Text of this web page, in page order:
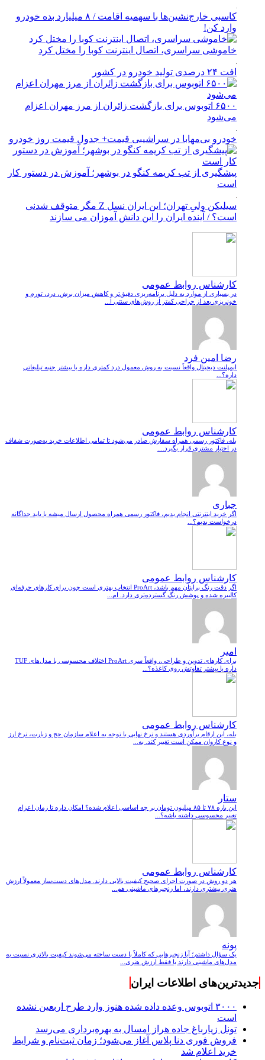
کاسبی خارج‌نشین‌ها با سهمیه اقامت / ۸ میلیارد بده خودرو
وارد کن!
خاموشی سراسری، اتصال اینترنت کوبا را مختل کرد
افت ۲۴ درصدی تولید خودرو در کشور
۶۵۰۰ اتوبوس برای بازگشت زائران از مرز مهران اعزام
می‌شود
خودرو بی‌مهابا در سراشیبی قیمت+ جدول قیمت روز خودرو
پیشگیری از تب کریمه کنگو در بوشهر؛ آموزش در دستور کار
است
سیلیکن ولیِ تهران؛ این ایران نسل Z مگر متوقف شدنی
است؟ / آینده ایران را این دانش آموزان می سازند
کارشناس روابط عمومی
در بسیاری از موارد به دلیل برنامه‌ریزی دقیق‌تر و کاهش میزان برش، درد، تورم و
خونریزی بعد از جراحی کمتر از روش‌های سنتی ا...
رضا امین فرد
ایمپلنت دیجیتال واقعاً نسبت به روش معمول درد کمتری داره یا بیشتر جنبه تبلیغاتی
داره؟...
کارشناس روابط عمومی
بله، فاکتور رسمی همراه سفارش صادر می‌شود تا تمامی اطلاعات خرید به‌صورت شفاف
در اختیار مشتری قرار بگیرد....
جباری
اگر خرید اینترنتی انجام بدیم، فاکتور رسمی همراه محصول ارسال میشه یا باید جداگانه
درخواست بدیم؟...
کارشناس روابط عمومی
اگر دقت رنگ برایتان مهم باشد، ProArt انتخاب بهتری است چون برای کارهای حرفه‌ای
کالیبره شده و پوشش رنگ گسترده‌تری دارد. ام...
امیر
برای کارهای تدوین و طراحی، واقعاً سری ProArt اختلاف محسوسی با مدل‌های TUF
داره یا بیشتر تفاوتش روی کاغذه؟...
کارشناس روابط عمومی
بله، این ارقام برآوردی هستند و نرخ نهایی با توجه به اعلام سازمان حج و زیارت، نرخ ارز
و نوع کاروان ممکن است تغییر کند. به...
ستار
این بازه ۷۸ تا ۸۵ میلیون تومان بر چه اساسی اعلام شده؟ امکان داره تا زمان اعزام
تغییر محسوسی داشته باشه؟...
کارشناس روابط عمومی
هر دو روش در صورت اجرای صحیح کیفیت بالایی دارند. مدل‌های دست‌ساز معمولاً ارزش
هنری بیشتری دارند، اما زنجیرهای ماشینی هم...
پونه
یک سؤال داشتم؛ آیا زنجیرهایی که کاملاً با دست ساخته می‌شوند کیفیت بالاتری نسبت به
مدل‌های ماشینی دارند یا فقط ارزش هنری...
جدیدترین‌های اطلاعات ایران
۳۰۰۰ اتوبوس وعده داده شده هنوز وارد طرح اربعین نشده
است
تونل زیارباغ جاده هراز امسال به بهره‌برداری می‌رسد
فروش فوری دنا پلاس آغاز می‌شود؛ زمان ثبت‌نام و شرایط
خرید اعلام شد